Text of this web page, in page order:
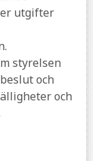
utgifter
styrelsen
och
och